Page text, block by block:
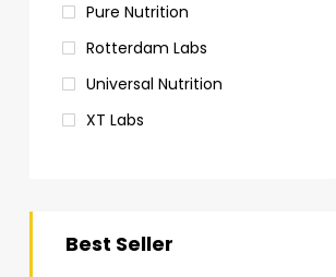
Pure Nutrition
Rotterdam Labs
Universal Nutrition
XT Labs
Best Seller